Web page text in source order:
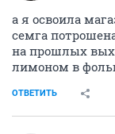
а я освоила
семга
на прошлых
лимоном в
ОТВЕТИТЬ